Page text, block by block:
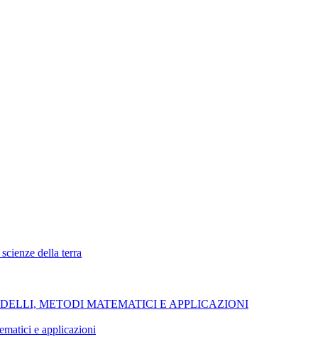
della terra
METODI MATEMATICI E APPLICAZIONI
e applicazioni